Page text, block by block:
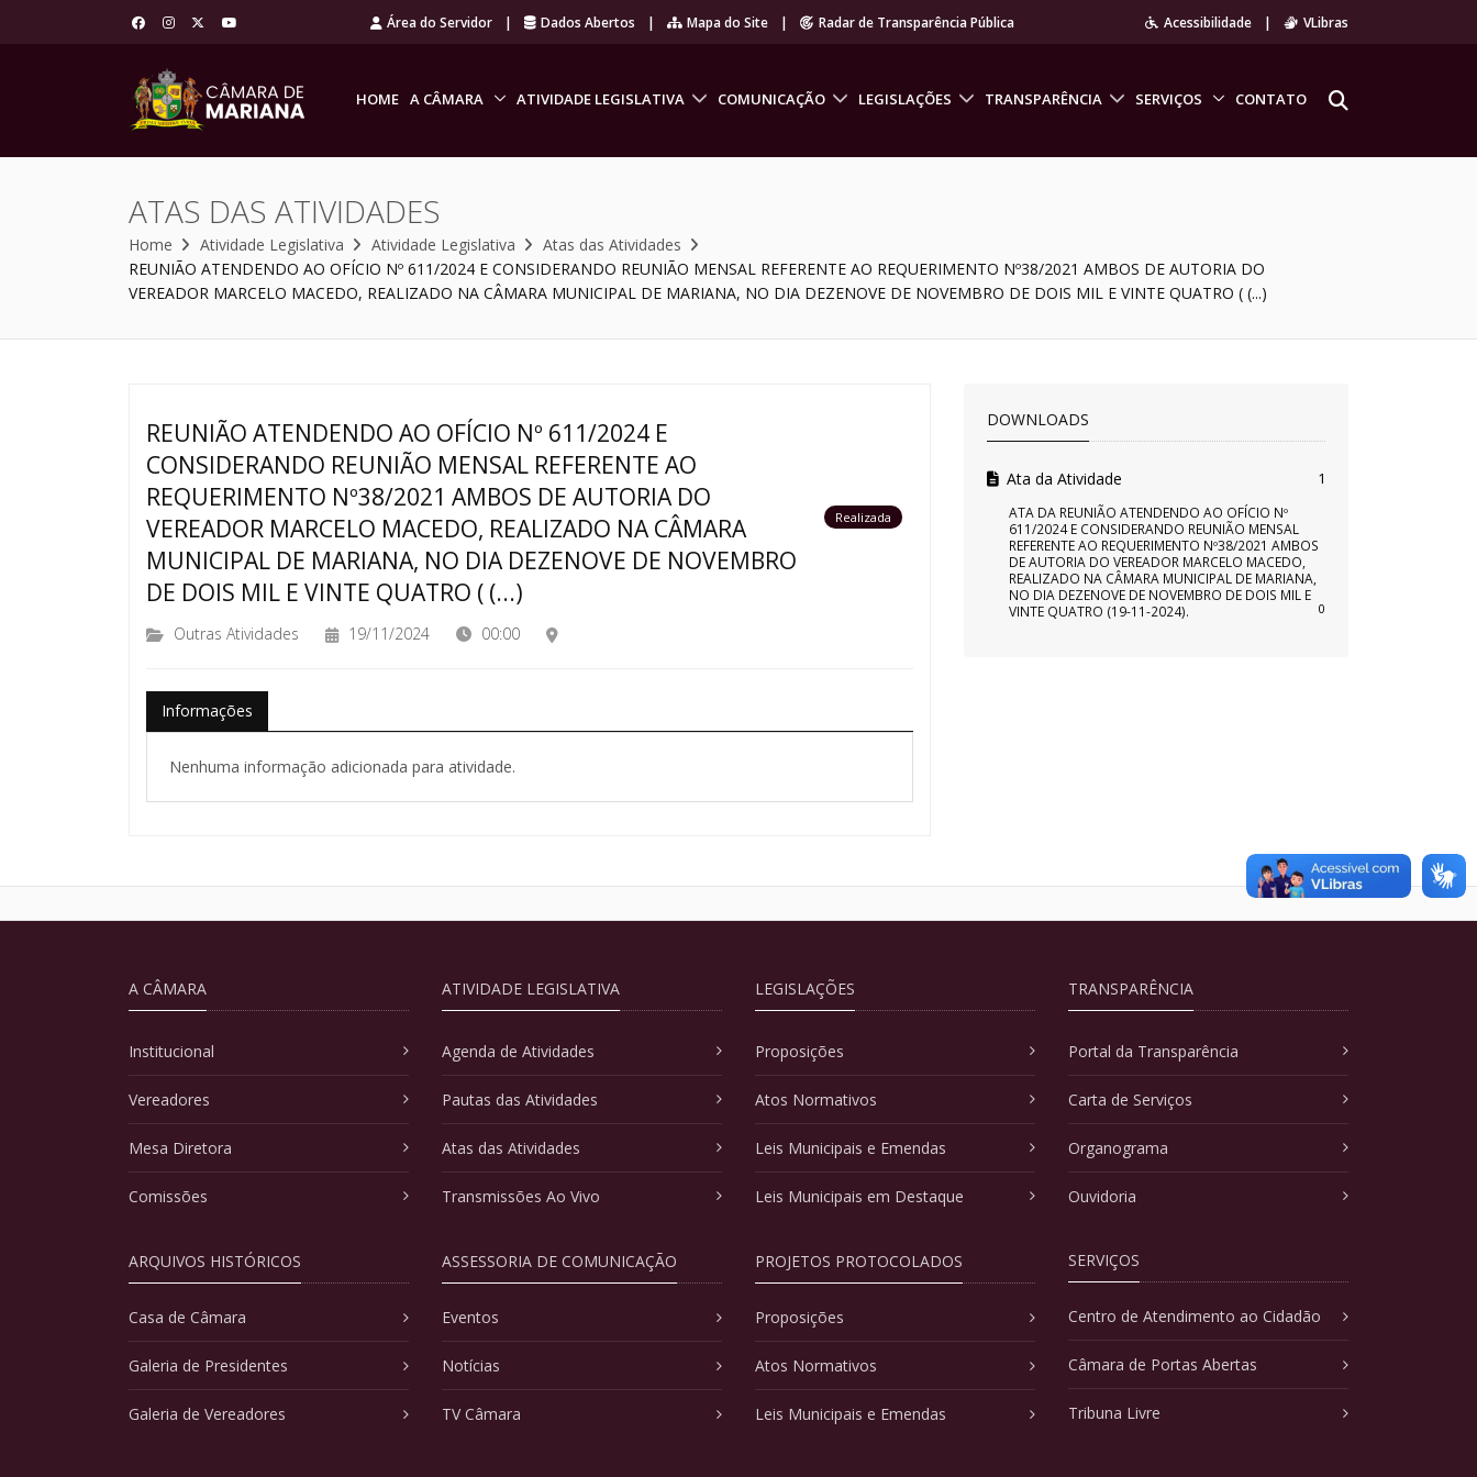
Área do Servidor | Dados Abertos | Mapa do Site | Radar de Transparência Pública Acessibilidade | VLibras
HOME A CÂMARA ATIVIDADE LEGISLATIVA COMUNICAÇÃO LEGISLAÇÕES TRANSPARÊNCIA SERVIÇOS CONTATO
ATAS DAS ATIVIDADES
Home Atividade Legislativa Atividade Legislativa
Atas das Atividades
REUNIÃO ATENDENDO AO OFÍCIO Nº 611/2024 E CONSIDERANDO REUNIÃO MENSAL REFERENTE AO REQUERIMENTO Nº38/2021 AMBOS DE AUTORIA DO
VEREADOR MARCELO MACEDO, REALIZADO NA CÂMARA MUNICIPAL DE MARIANA, NO DIA DEZENOVE DE NOVEMBRO DE DOIS MIL E VINTE QUATRO ( (...)
REUNIÃO ATENDENDO AO OFÍCIO Nº 611/2024 E
CONSIDERANDO REUNIÃO MENSAL REFERENTE AO
REQUERIMENTO Nº38/2021 AMBOS DE AUTORIA DO
VEREADOR MARCELO MACEDO, REALIZADO NA CÂMARA
MUNICIPAL DE MARIANA, NO DIA DEZENOVE DE NOVEMBRO
DE DOIS MIL E VINTE QUATRO ( (...)
Realizada
Outras Atividades 19/11/2024 00:00
Informações
Nenhuma informação adicionada para atividade.
DOWNLOADS
Ata da Atividade 1
ATA DA REUNIÃO ATENDENDO AO OFÍCIO Nº
611/2024 E CONSIDERANDO REUNIÃO MENSAL
REFERENTE AO REQUERIMENTO Nº38/2021 AMBOS
DE AUTORIA DO VEREADOR MARCELO MACEDO,
REALIZADO NA CÂMARA MUNICIPAL DE MARIANA,
NO DIA DEZENOVE DE NOVEMBRO DE DOIS MIL E
VINTE QUATRO (19-11-2024).
0
A CÂMARA
Institucional
Vereadores
Mesa Diretora
Comissões
ARQUIVOS HISTÓRICOS
Casa de Câmara
Galeria de Presidentes
Galeria de Vereadores
ATIVIDADE LEGISLATIVA
Agenda de Atividades
Pautas das Atividades
Atas das Atividades
Transmissões Ao Vivo
ASSESSORIA DE COMUNICAÇÃO
Eventos
Notícias
TV Câmara
LEGISLAÇÕES
Proposições
Atos Normativos
Leis Municipais e Emendas
Leis Municipais em Destaque
PROJETOS PROTOCOLADOS
Proposições
Atos Normativos
Leis Municipais e Emendas
TRANSPARÊNCIA
Portal da Transparência
Carta de Serviços
Organograma
Ouvidoria
SERVIÇOS
Centro de Atendimento ao Cidadão
Câmara de Portas Abertas
Tribuna Livre